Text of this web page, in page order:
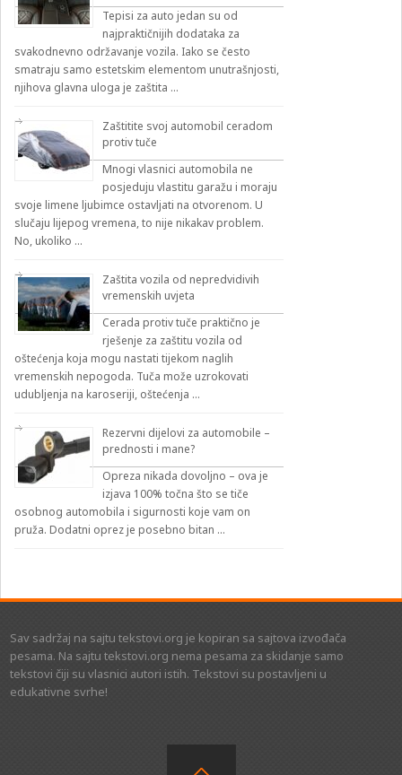
Tepisi za auto jedan su od
najpraktičnijih dodataka za
svakodnevno održavanje vozila. Iako se često
smatraju samo estetskim elementom unutrašnjosti,
njihova glavna uloga je zaštita …
Zaštitite svoj automobil ceradom
protiv tuče
Mnogi vlasnici automobila ne
posjeduju vlastitu garažu i moraju
svoje limene ljubimce ostavljati na otvorenom. U
slučaju lijepog vremena, to nije nikakav problem.
No, ukoliko …
Zaštita vozila od nepredvidivih
vremenskih uvjeta
Cerada protiv tuče praktično je
rješenje za zaštitu vozila od
oštećenja koja mogu nastati tijekom naglih
vremenskih nepogoda. Tuča može uzrokovati
udubljenja na karoseriji, oštećenja …
Rezervni dijelovi za automobile –
prednosti i mane?
Opreza nikada dovoljno – ova je
izjava 100% točna što se tiče
osobnog automobila i sigurnosti koje vam on
pruža. Dodatni oprez je posebno bitan …
Sav sadržaj na sajtu tekstovi.org je kopiran sa sajtova izvođača
pesama. Na sajtu tekstovi.org nema pesama za skidanje samo
tekstovi čiji su vlasnici autori istih. Tekstovi su postavljeni u
edukativne svrhe!